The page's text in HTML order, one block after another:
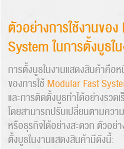
ตัวอย่างการใช้งานขอ
System ในการตั้งบูธใ
การตั้งบูธในงานแสดงสินค้าคือห
ของการใช้Modular Fast
และการติดตั้งบูธทำได้อย่างรวด
โดยสามารถปรับเปลี่ยนตามควา
หรือธุรกิจได้อย่างสะดวก ตัวอย่
ตั้งบูธในงานแสดงสินค้ามีดังนี้: